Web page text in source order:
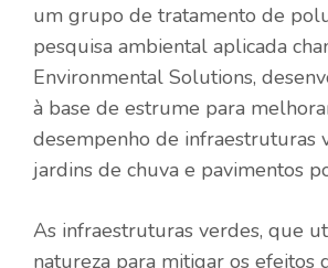
um grupo de tratamento de
pesquisa ambiental aplicada
Environmental Solutions,
à base de estrume para
desempenho de infraestruturas
jardins de chuva e pavimentos
As infraestruturas verdes, que
natureza para mitigar os efeitos